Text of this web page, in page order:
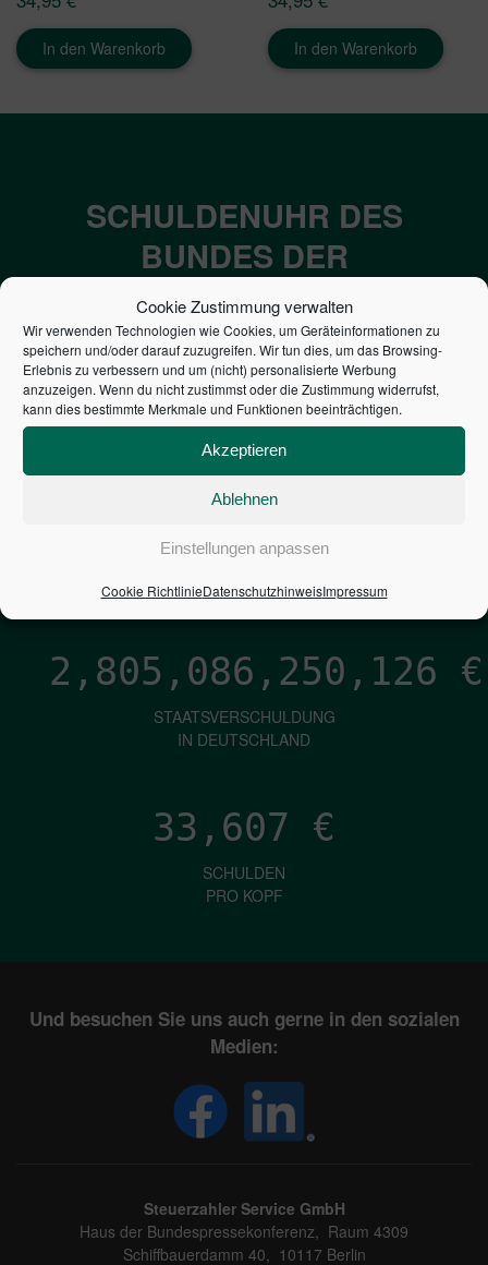
Cookie Zustimmung verwalten
Wir verwenden Technologien wie Cookies, um Geräteinformationen zu
speichern und/oder darauf zuzugreifen. Wir tun dies, um das Browsing-
Erlebnis zu verbessern und um (nicht) personalisierte Werbung
anzuzeigen. Wenn du nicht zustimmst oder die Zustimmung widerrufst,
kann dies bestimmte Merkmale und Funktionen beeinträchtigen.
Akzeptieren
Ablehnen
Einstellungen anpassen
Cookie RichtlinieDatenschutzhinweisImpressum
In den Warenkorb In den Warenkorb
SCHULDENUHR DES
BUNDES DER
STEUERZAHLER
7,052€
NEUVERSCHULDUNG
PRO SEKUNDE
1,601
ZINSEN
PRO SEKUNDE
2,805,086,251,374 €
STAATSVERSCHULDUNG
IN DEUTSCHLAND
33,607 €
SCHULDEN
PRO KOPF
Und besuchen Sie uns auch gerne in den sozialen
Medien:
Steuerzahler Service GmbH
Haus der Bundespressekonferenz, Raum 4309
Schiffbauerdamm 40, 10117 Berlin